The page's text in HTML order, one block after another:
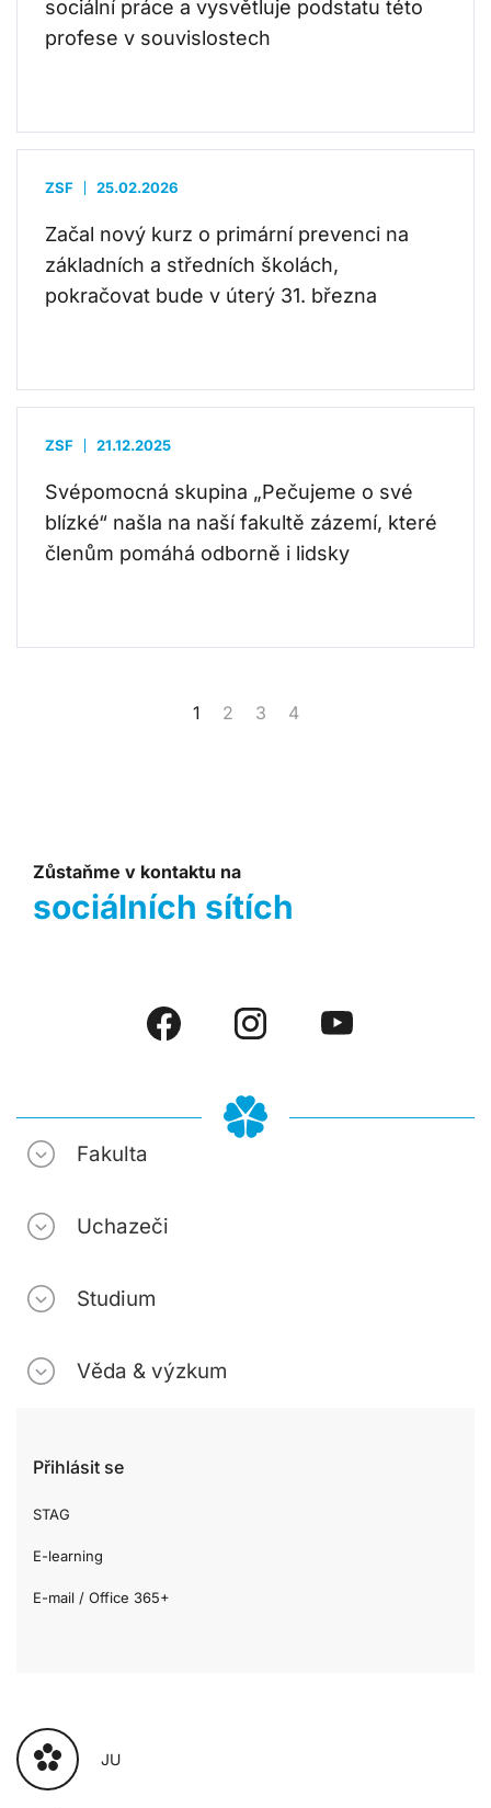
sociální práce a vysvětluje podstatu této
profese v souvislostech
ZSF 25.02.2026
Začal nový kurz o primární prevenci na
základních a středních školách,
pokračovat bude v úterý 31. března
ZSF 21.12.2025
Svépomocná skupina „Pečujeme o své
blízké“ našla na naší fakultě zázemí, které
členům pomáhá odborně i lidsky
1 2 3 4
Zůstaňme v kontaktu na
sociálních sítích
Fakulta
Uchazeči
Studium
Věda & výzkum
Přihlásit se
STAG
E-learning
E-mail / Office 365+
JU